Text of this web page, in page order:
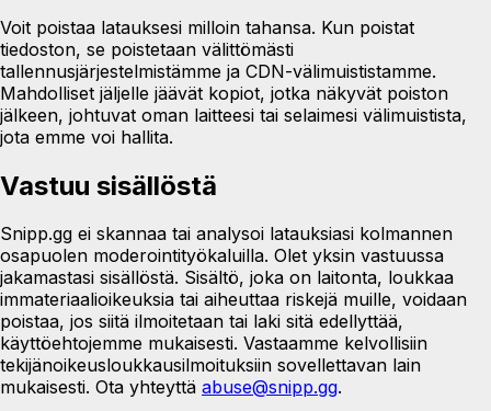
Voit poistaa latauksesi milloin tahansa. Kun poistat
tiedoston, se poistetaan välittömästi
tallennusjärjestelmistämme ja CDN-välimuististamme.
Mahdolliset jäljelle jäävät kopiot, jotka näkyvät poiston
jälkeen, johtuvat oman laitteesi tai selaimesi välimuistista,
jota emme voi hallita.
Vastuu sisällöstä
Snipp.gg ei skannaa tai analysoi latauksiasi kolmannen
osapuolen moderointityökaluilla. Olet yksin vastuussa
jakamastasi sisällöstä. Sisältö, joka on laitonta, loukkaa
immateriaalioikeuksia tai aiheuttaa riskejä muille, voidaan
poistaa, jos siitä ilmoitetaan tai laki sitä edellyttää,
käyttöehtojemme mukaisesti. Vastaamme kelvollisiin
tekijänoikeusloukkausilmoituksiin sovellettavan lain
mukaisesti. Ota yhteyttä abuse@snipp.gg.